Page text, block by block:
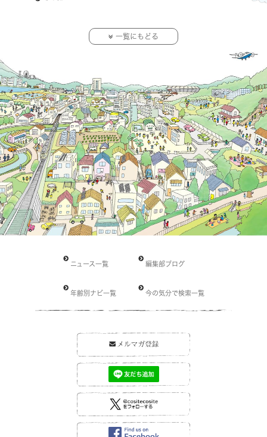
一覧にもどる
ニュース一覧 編集部ブログ
年齢別ナビ一覧 今の気分で検索一覧